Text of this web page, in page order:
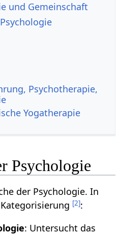
und Gemeinschaft
Psychotherapie,
Yogatherapie
Psychologie
der Psychologie. In
[2]:
: Untersucht das